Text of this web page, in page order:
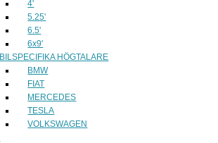
4'
5.25'
6.5'
6x9'
BILSPECIFIKA HÖGTALARE
BMW
FIAT
MERCEDES
TESLA
VOLKSWAGEN